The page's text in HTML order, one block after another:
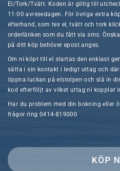
El/Tork/Tvätt. Koden är giltig till
11:00 avresedagen. För övriga extra
efterhand, som tex el, tvätt och tork
orderlänken som du fått via sms.
på ditt köp behöver epost anges.
Om ni köpt till el startas den enklast
sätta i sin kontakt i ledigt uttag och
öppna luckan på elstolpen och slå in
kod efterföljt av vilket uttag ni kopplat
Har du problem med din bokning eller
frågor ring 0414-819000
KÖP